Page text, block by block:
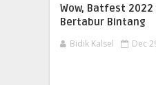
Wow, Batfest 2022
Bertabur Bintang
Bidik Kalsel Dec